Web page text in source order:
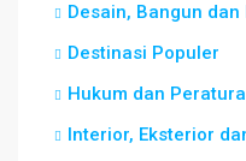
Desain, Bangun dan
Destinasi Populer
Hukum dan
Interior, Eksterior